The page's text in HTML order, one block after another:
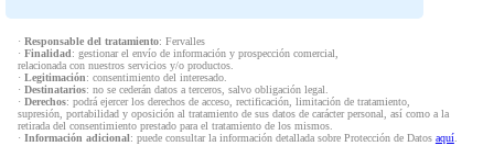
· Responsable del tratamiento: Fervalles
· Finalidad: gestionar el envío de información y prospección comercial,
relacionada con nuestros servicios y/o productos.
· Legitimación: consentimiento del interesado.
· Destinatarios: no se cederán datos a terceros, salvo obligación legal.
· Derechos: podrá ejercer los derechos de acceso, rectificación, limitación de tratamiento,
supresión, portabilidad y oposición al tratamiento de sus datos de carácter personal, así como a la
retirada del consentimiento prestado para el tratamiento de los mismos.
· Información adicional: puede consultar la información detallada sobre Protección de Datos aquí.